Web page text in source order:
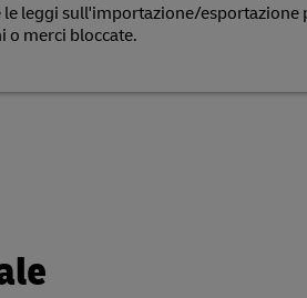
leggi sull'importazione/esportazione
o merci bloccate.